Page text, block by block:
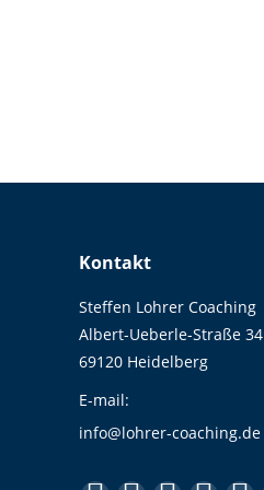
Kontakt
Steffen Lohrer Coaching
Albert-Ueberle-Straße 34
69120 Heidelberg
E-mail:
info@lohrer-coaching.de